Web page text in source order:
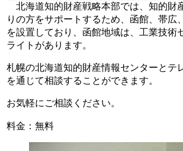
北海道知的財産戦略本部では、知的財
りの方をサポートするため、函館、帯広
を設置しており、函館地域は、工業技術
ライトがあります。
札幌の北海道知的財産情報センターとテ
を通じて相談することができます。
お気軽にご相談ください。
料金：無料